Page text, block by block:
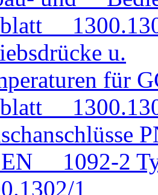
u.
für
EN 1092-2
1